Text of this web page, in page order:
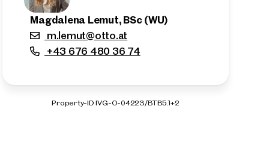
Magdalena Lemut, BSc (WU)
m.lemut@otto.at
+43 676 480 36 74
Property-ID IVG-O-04223/BTB5.1+2